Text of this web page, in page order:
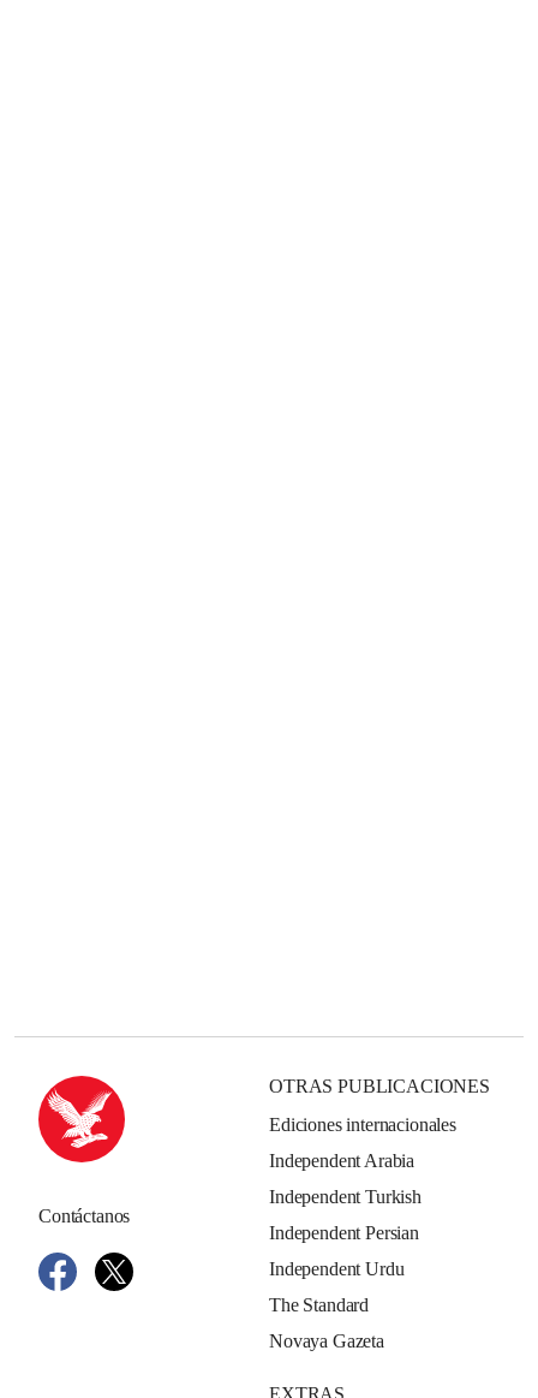
Contáctanos
OTRAS PUBLICACIONES
Ediciones internacionales
Independent Arabia
Independent Turkish
Independent Persian
Independent Urdu
The Standard
Novaya Gazeta
EXTRAS